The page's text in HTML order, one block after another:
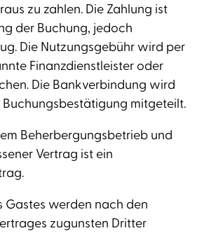
zu zahlen. Die Zahlung ist
der Buchung, jedoch
Die Nutzungsgebühr wird per
Finanzdienstleister oder
Die Bankverbindung wird
Buchungsbestätigung mitgeteilt.
Beherbergungsbetrieb und
Vertrag ist ein
Gastes werden nach den
zugunsten Dritter